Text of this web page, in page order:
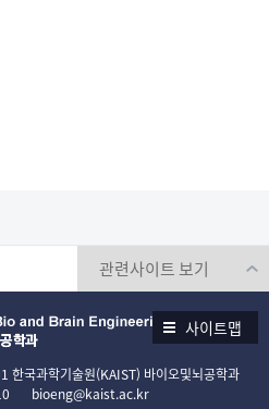
사이트맵
한국과학기술원(KAIST) 바이오및뇌공학과
bioeng@kaist.ac.kr